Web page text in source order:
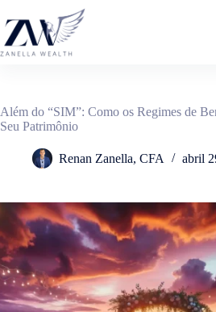
para
conteúdo
Além do “SIM”: Como os Regimes de
Seu Patrimônio
Renan Zanella, CFA abril